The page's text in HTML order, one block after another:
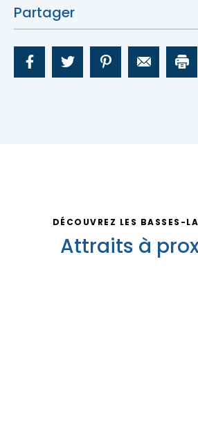
Nous joindre
Partager
DÉCOUVREZ LES BASSES-
Attraits à